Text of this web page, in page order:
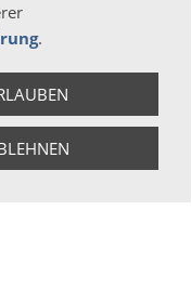
Kann
EIER enthalten
PRO 100
.